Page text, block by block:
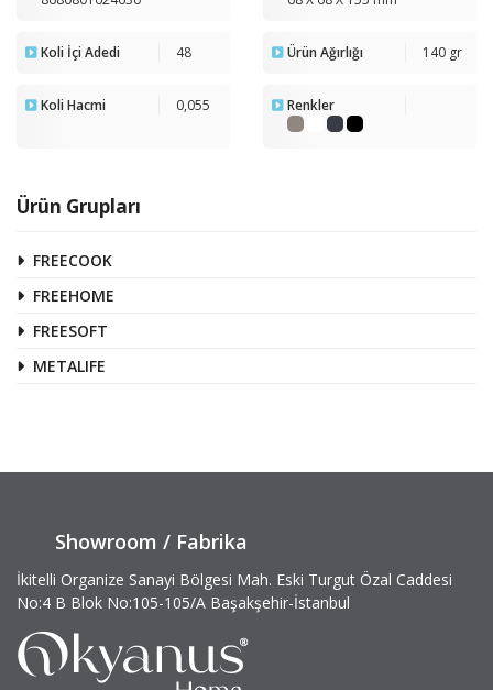
Ürün Grupları
FREECOOK
FREEHOME
FREESOFT
METALIFE
Koli İçi Adedi 48 Ürün Ağırlığı 140 gr
Koli Hacmi 0,055 Renkler
Showroom / Fabrika
İkitelli Organize Sanayi Bölgesi Mah. Eski Turgut Özal Caddesi
No:4 B Blok No:105-105/A Başakşehir-İstanbul